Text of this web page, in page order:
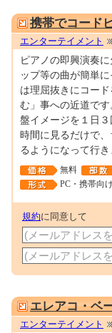
携帯でコード
エンターテイメント
ピアノの即興演奏
ップ等の曲が簡単
は理屈抜きにコー
む」事への近道で
盤イメージを１日
時間に見るだけで
るようになって行き
無料
PC・携帯向
規約に同意して
エレアコ・ベ
エンターテイメント